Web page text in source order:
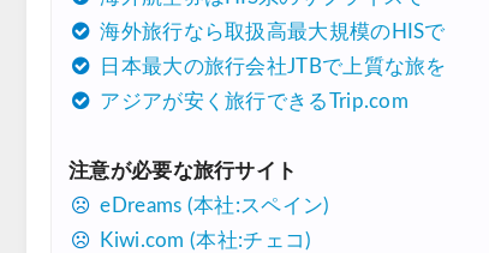
07/27 Trip.com) タイ航空券 10%OFFクーポン
07/25 楽天トラベル) 海外ツアー 最大30,000円
07/24 HIS) 海外航空券 3,000円OFFクーポン
07/24 HIS) アイスランドツアー 最大30,000円
海外旅行なら取扱高最大規模のHISで
日本最大の旅行会社JTBで上質な旅を
アジアが安く旅行できるTrip.com
注意が必要な旅行サイト
eDreams (本社:スペイン)
Kiwi.com (本社:チェコ)